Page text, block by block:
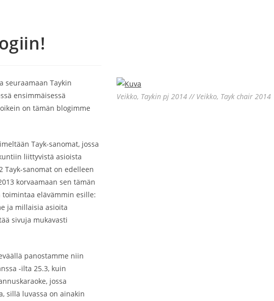
Veikko, Taykin pj 2014 // Veikko, Tayk chair 2014
seuraamaan Taykin
ensimmäisessä
on tämän blogimme
Tayk-sanomat, jossa
liittyvistä asioista
Tayk-sanomat on edelleen
korvaamaan sen tämän
elävämmin esille:
ja millaisia asioita
sivuja mukavasti
panostamme niin
-ilta 25.3, kuin
jossa
sillä luvassa on ainakin